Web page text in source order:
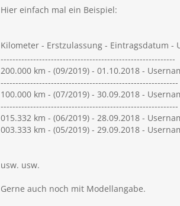
Hier einfach mal ein Beispiel:
Kilometer - Erstzulassung - Eintragsdatum -
-----------------------------------------------------------
200.000 km - (09/2019) - 01.10.2018 -
------------------------------------------------------------
100.000 km - (07/2019) - 30.09.2018 -
------------------------------------------------------------
015.332 km - (06/2019) - 28.09.2018 -
003.333 km - (05/2019) - 29.09.2018 -
usw. usw.
Gerne auch noch mit Modellangabe.